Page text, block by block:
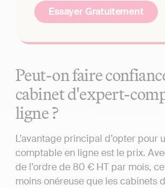
Essayer Gratuitement
Peut-on faire
cabinet d'expert-
ligne ?
L’avantage principal d’opter pour
comptable en ligne est le prix.
de l’ordre de 80 € HT par mois,
moins onéreuse que les cabinets